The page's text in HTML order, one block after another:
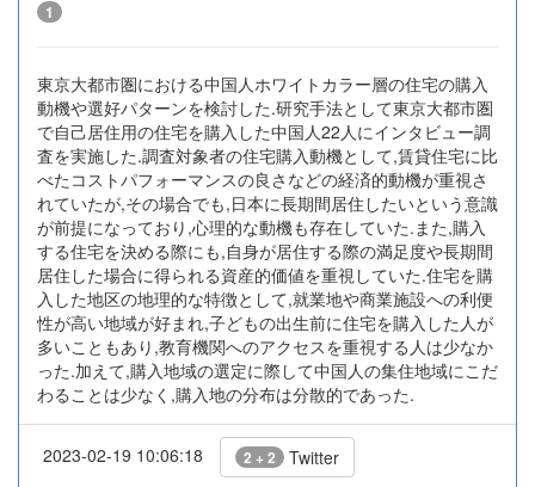
1
東京大都市圏における中国人ホワイトカラー層の住宅の購入
動機や選好パターンを検討した.研究手法として東京大都市圏
で自己居住用の住宅を購入した中国人22人にインタビュー調
査を実施した.調査対象者の住宅購入動機として,賃貸住宅に比
べたコストパフォーマンスの良さなどの経済的動機が重視さ
れていたが,その場合でも,日本に長期間居住したいという意識
が前提になっており,心理的な動機も存在していた.また,購入
する住宅を決める際にも,自身が居住する際の満足度や長期間
居住した場合に得られる資産的価値を重視していた.住宅を購
入した地区の地理的な特徴として,就業地や商業施設への利便
性が高い地域が好まれ,子どもの出生前に住宅を購入した人が
多いこともあり,教育機関へのアクセスを重視する人は少なか
った.加えて,購入地域の選定に際して中国人の集住地域にこだ
わることは少なく,購入地の分布は分散的であった.
2023-02-19 10:06:18 2 + 2 Twitter